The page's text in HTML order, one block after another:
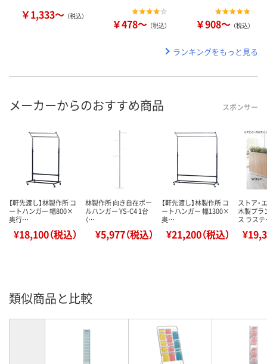
￥1,333～ （税込）
￥478～ （税込） ￥908～ （税込）
ランキングをもっと見る
メーカーからのおすすめ商品 スポンサー
【軒先渡し】林製作所 コ
ートハンガー 幅800×
奥行…
¥18,100（税込）
林製作所 向き自在ポー
ルハンガー YS-C4 1台
（…
¥5,977（税込）
【軒先渡し】林製作所 コ
ートハンガー 幅1300×
奥…
¥21,200（税込）
ストア・
木製プラ
ス ラス
類似商品と比較